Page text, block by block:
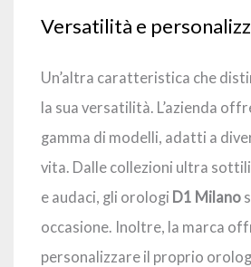
Versatilità e
Un’altra caratteristica che
la sua versatilità. L’azienda
gamma di modelli, adatti a
vita. Dalle collezioni ultra
e audaci, gli orologi D1 Milano
occasione. Inoltre, la marca
personalizzare il proprio